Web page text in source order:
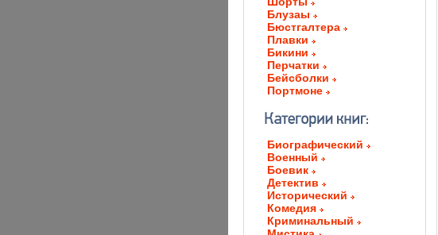
Блузаы
Бюстгалтера
Плавки
Бикини
Перчатки
Бейсболки
Портмоне
Биографический
Военный
Боевик
Детектив
Исторический
Комедия
Криминальный